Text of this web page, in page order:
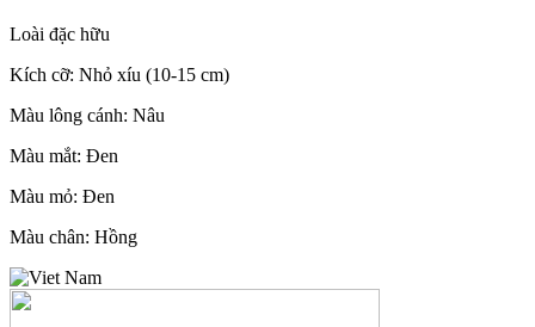
Loài đặc hữu
Kích cỡ: Nhỏ xíu (10-15 cm)
Màu lông cánh: Nâu
Màu mắt: Đen
Màu mỏ: Đen
Màu chân: Hồng